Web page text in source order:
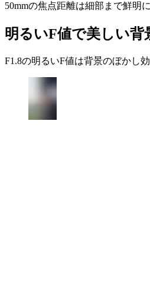
50mmの焦点距離は細部まで鮮明
明るいF値で美しい背
F1.8の明るいF値は背景のぼかし